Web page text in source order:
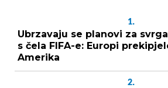
1.
Ubrzavaju se planovi za
s čela FIFA-e: Europi
Amerika
2.